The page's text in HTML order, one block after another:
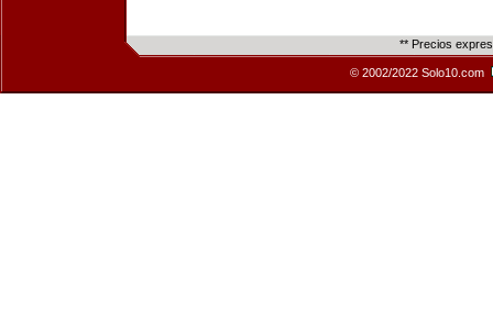
** Precios
© 2002/2022 Solo10.com